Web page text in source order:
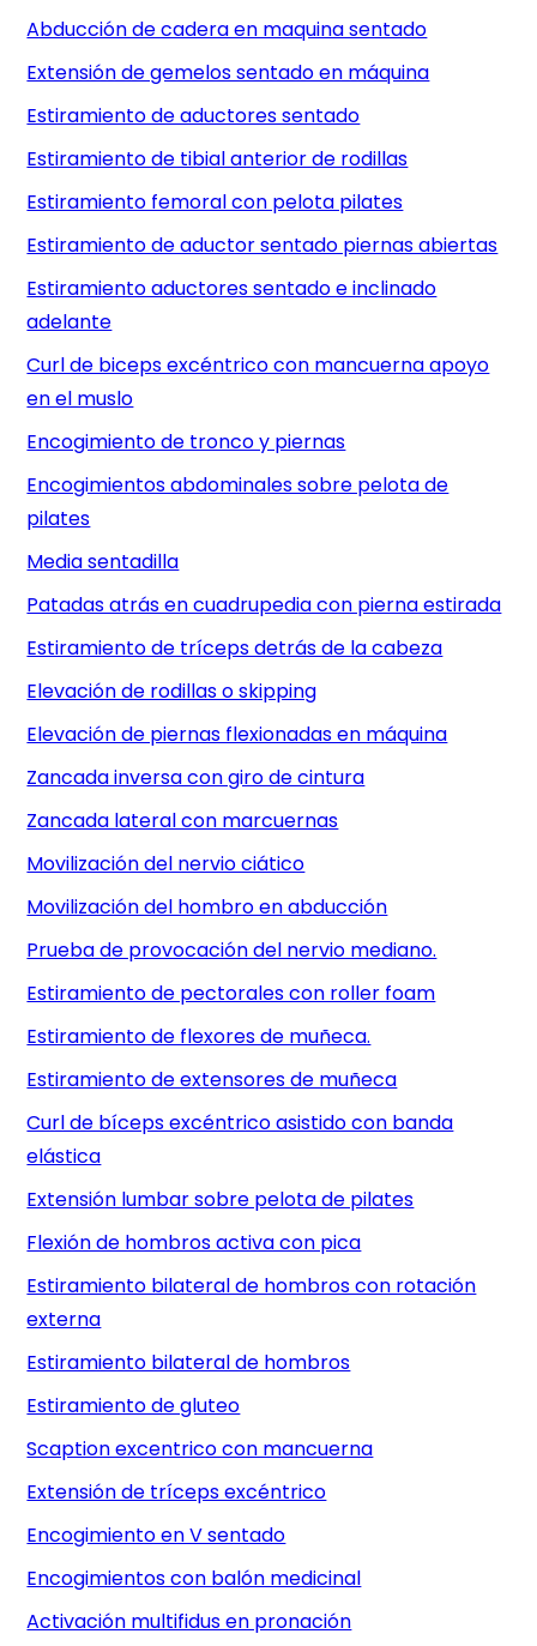
Abducción de cadera en maquina sentado
Extensión de gemelos sentado en máquina
Estiramiento de aductores sentado
Estiramiento de tibial anterior de rodillas
Estiramiento femoral con pelota pilates
Estiramiento de aductor sentado piernas abiertas
Estiramiento aductores sentado e inclinado
adelante
Curl de biceps excéntrico con mancuerna apoyo
en el muslo
Encogimiento de tronco y piernas
Encogimientos abdominales sobre pelota de
pilates
Media sentadilla
Patadas atrás en cuadrupedia con pierna estirada
Estiramiento de tríceps detrás de la cabeza
Elevación de rodillas o skipping
Elevación de piernas flexionadas en máquina
Zancada inversa con giro de cintura
Zancada lateral con marcuernas
Movilización del nervio ciático
Movilización del hombro en abducción
Prueba de provocación del nervio mediano.
Estiramiento de pectorales con roller foam
Estiramiento de flexores de muñeca.
Estiramiento de extensores de muñeca
Curl de bíceps excéntrico asistido con banda
elástica
Extensión lumbar sobre pelota de pilates
Flexión de hombros activa con pica
Estiramiento bilateral de hombros con rotación
externa
Estiramiento bilateral de hombros
Estiramiento de gluteo
Scaption excentrico con mancuerna
Extensión de tríceps excéntrico
Encogimiento en V sentado
Encogimientos con balón medicinal
Activación multifidus en pronación